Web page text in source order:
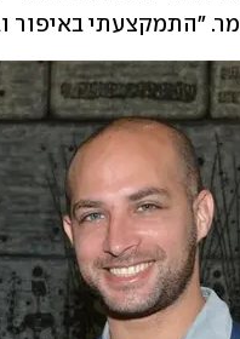
"התמקצעתי באיפור